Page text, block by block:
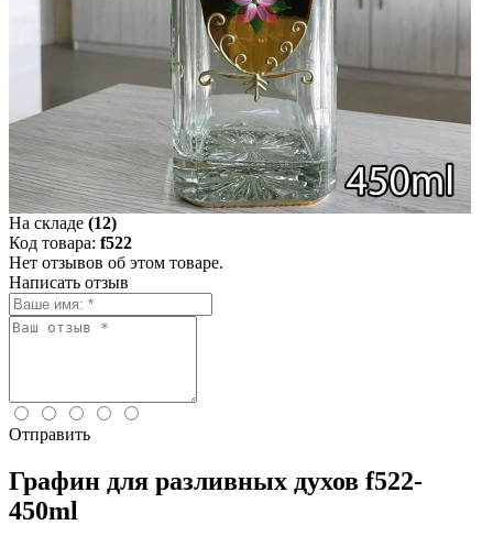
На складе (12)
Код товара: f522
Нет отзывов об этом товаре.
Написать отзыв
Отправить
Графин для разливных духов f522-
450ml